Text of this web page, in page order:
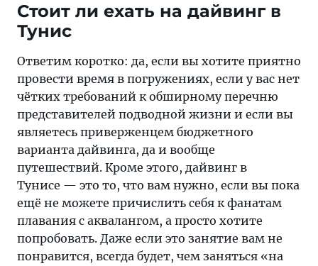
Стоит ли ехать на дайвинг в
Тунис
Ответим коротко: да, если вы хотите приятно
провести время в погружениях, если у вас нет
чётких требований к обширному перечню
представителей подводной жизни и если вы
являетесь приверженцем бюджетного
варианта дайвинга, да и вообще
путешествий. Кроме этого, дайвинг в
Тунисе — это то, что вам нужно, если вы пока
ещё не можете причислить себя к фанатам
плавания с аквалангом, а просто хотите
попробовать. Даже если это занятие вам не
понравится, всегда будет, чем заняться «на